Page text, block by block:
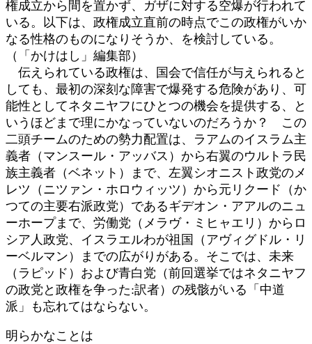
権成立から間を置かず、ガザに対する空爆が行われて
いる。以下は、政権成立直前の時点でこの政権がいか
なる性格のものになりそうか、を検討している。
（「かけはし」編集部）
伝えられている政権は、国会で信任が与えられると
しても、最初の深刻な障害で爆発する危険があり、可
能性としてネタニヤフにひとつの機会を提供する、と
いうほどまで理にかなっていないのだろうか？ この
二頭チームのための勢力配置は、ラアムのイスラム主
義者（マンスール・アッバス）から右翼のウルトラ民
族主義者（ベネット）まで、左翼シオニスト政党のメ
レツ（ニツァン・ホロウィッツ）から元リクード（か
つての主要右派政党）であるギデオン・アアルのニュ
ーホープまで、労働党（メラヴ・ミヒャエリ）からロ
シア人政党、イスラエルわが祖国（アヴィグドル・リ
ーベルマン）までの広がりがある。そこでは、未来
（ラピッド）および青白党（前回選挙ではネタニヤフ
の政党と政権を争った:訳者）の残骸がいる「中道
派」も忘れてはならない。
明らかなことは